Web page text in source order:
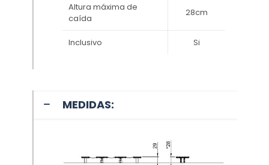
Altura máxima de
caída
28cm
Inclusivo Si
MEDIDAS: